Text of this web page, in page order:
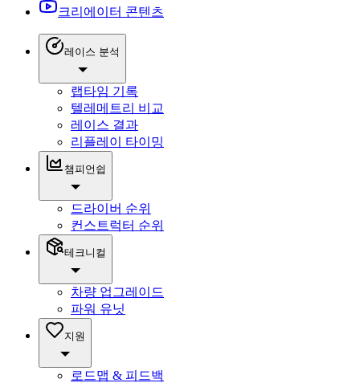
크리에이터 콘텐츠
레이스 분석
랩타임 기록
텔레메트리 비교
레이스 결과
리플레이 타이밍
챔피언쉽
드라이버 순위
컨스트럭터 순위
테크니컬
차량 업그레이드
파워 유닛
지원
로드맵 & 피드백